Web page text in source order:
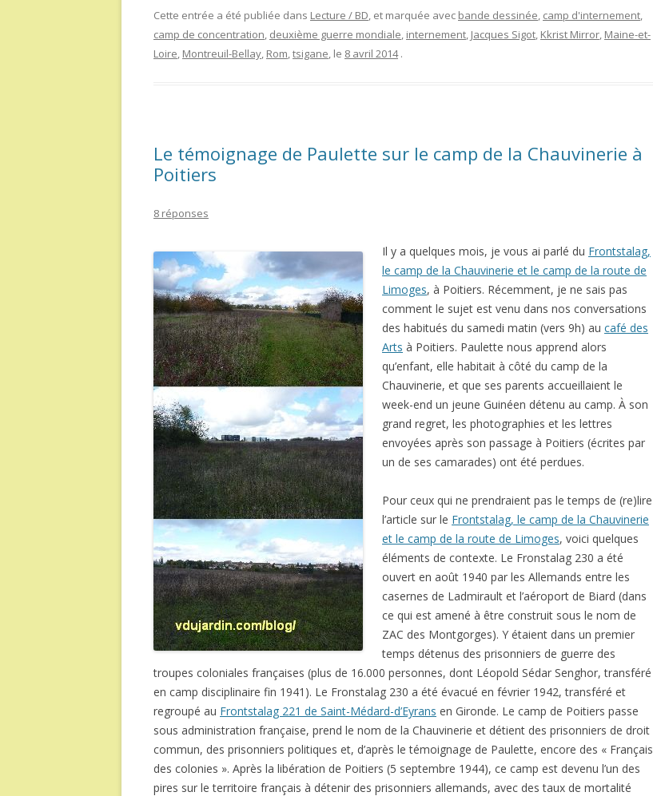
Cette entrée a été publiée dans Lecture / BD, et marquée avec bande dessinée, camp d'internement,
camp de concentration, deuxième guerre mondiale, internement, Jacques Sigot, Kkrist Mirror, Maine-et-
Loire, Montreuil-Bellay, Rom,tsigane, le 8 avril 2014 .
Le témoignage de Paulette sur le camp de la Chauvinerie à
Poitiers
8 réponses
Il y a quelques mois, je vous ai parlé du Frontstalag,
le camp de la Chauvinerie et le camp de la route de
Limoges, à Poitiers. Récemment, je ne sais pas
comment le sujet est venu dans nos conversations
des habitués du samedi matin (vers 9h) au café des
Arts à Poitiers. Paulette nous apprend alors
qu’enfant, elle habitait à côté du camp de la
Chauvinerie, et que ses parents accueillaient le
week-end un jeune Guinéen détenu au camp. À son
grand regret, les photographies et les lettres
envoyées après son passage à Poitiers (écrites par
un de ses camarades) ont été perdues.
Pour ceux qui ne prendraient pas le temps de (re)lire
l’article sur le Frontstalag, le camp de la Chauvinerie
et le camp de la route de Limoges, voici quelques
éléments de contexte. Le Fronstalag 230 a été
ouvert en août 1940 par les Allemands entre les
casernes de Ladmirault et l’aéroport de Biard (dans
ce qui est amené à être construit sous le nom de
ZAC des Montgorges). Y étaient dans un premier
temps détenus des prisonniers de guerre des
troupes coloniales françaises (plus de 16.000 personnes, dont Léopold Sédar Senghor, transféré
en camp disciplinaire fin 1941). Le Fronstalag 230 a été évacué en février 1942, transféré et
regroupé au Frontstalag 221 de Saint-Médard-d’Eyrans en Gironde. Le camp de Poitiers passe
sous administration française, prend le nom de la Chauvinerie et détient des prisonniers de droit
commun, des prisonniers politiques et, d’après le témoignage de Paulette, encore des « Français
des colonies ». Après la libération de Poitiers (5 septembre 1944), ce camp est devenu l’un des
pires sur le territoire français à détenir des prisonniers allemands, avec des taux de mortalité